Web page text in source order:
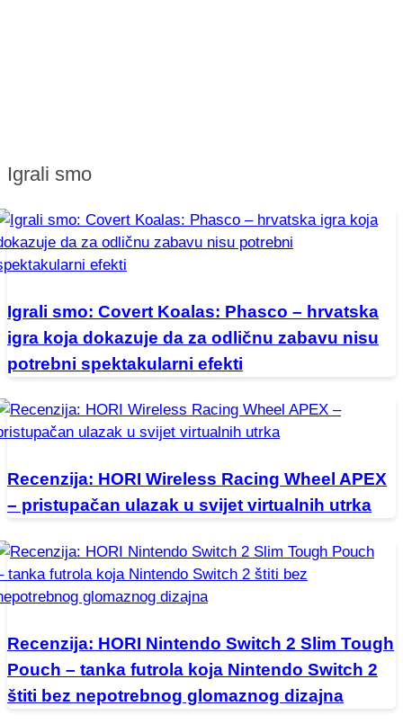
Igrali smo
Igrali smo: Covert Koalas: Phasco – hrvatska
igra koja dokazuje da za odličnu zabavu nisu
potrebni spektakularni efekti
Recenzija: HORI Wireless Racing Wheel APEX
– pristupačan ulazak u svijet virtualnih utrka
Recenzija: HORI Nintendo Switch 2 Slim Tough
Pouch – tanka futrola koja Nintendo Switch 2
štiti bez nepotrebnog glomaznog dizajna